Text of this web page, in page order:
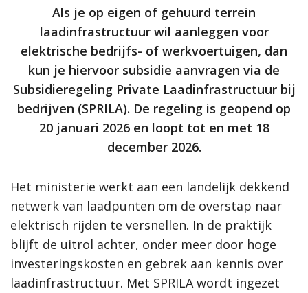
Als je op eigen of gehuurd terrein
laadinfrastructuur wil aanleggen voor
elektrische bedrijfs- of werkvoertuigen, dan
kun je hiervoor subsidie aanvragen via de
Subsidieregeling Private Laadinfrastructuur bij
bedrijven (SPRILA). De regeling is geopend op
20 januari 2026 en loopt tot en met 18
december 2026.
Het ministerie werkt aan een landelijk dekkend
netwerk van laadpunten om de overstap naar
elektrisch rijden te versnellen. In de praktijk
blijft de uitrol achter, onder meer door hoge
investeringskosten en gebrek aan kennis over
laadinfrastructuur. Met SPRILA wordt ingezet